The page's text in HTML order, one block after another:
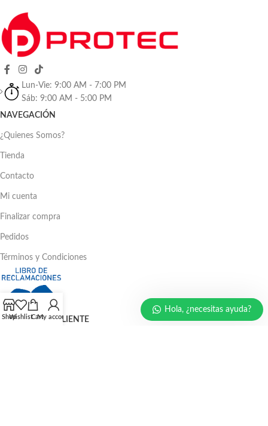
Lun-Vie: 9:00 AM - 7:00 PM
Sáb: 9:00 AM - 5:00 PM
NAVEGACIÓN
¿Quienes Somos?
Tienda
Contacto
Mi cuenta
Finalizar compra
Pedidos
Términos y Condiciones
ATENCIÓN AL CLIENTE
ShopWishlistCartMy account
Hola, ¿necesitas ayuda?